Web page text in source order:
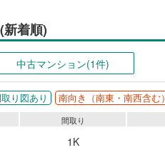
着順)
中古マンション(1件)
り図あり 南向き（南東・南西含む）
間取り
1K